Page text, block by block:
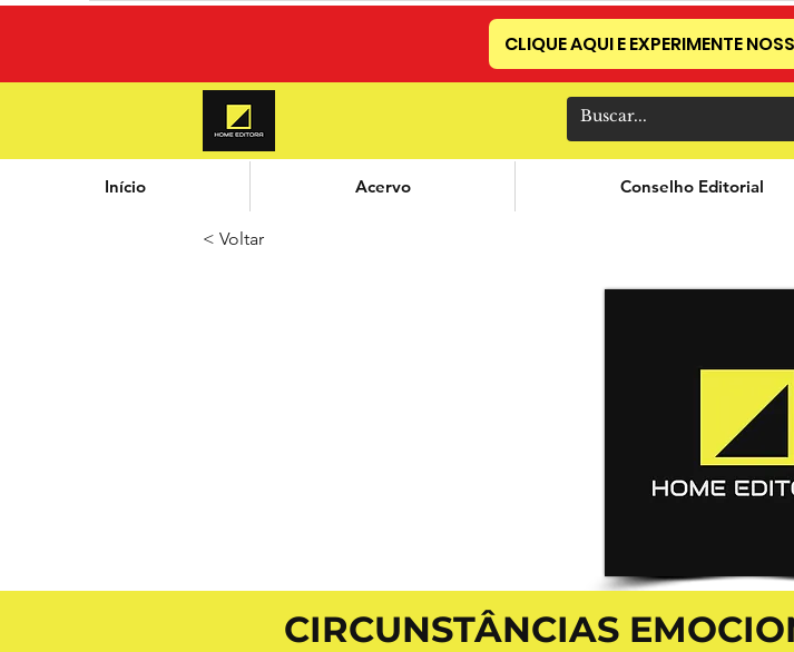
CLIQUE AQUI E EXPERIMENTE
Início Acervo Conselho Editorial
< Voltar
CIRCUNSTÂNCIAS